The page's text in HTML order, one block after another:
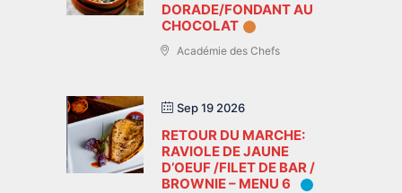
DORADE/FONDANT AU
CHOCOLAT
Académie des Chefs
Sep 19 2026
RETOUR DU MARCHE:
RAVIOLE DE JAUNE
D’OEUF /FILET DE BAR /
BROWNIE – MENU 6